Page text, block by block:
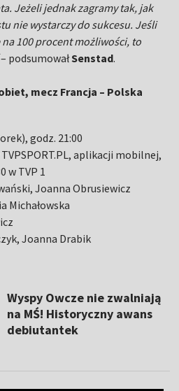
Jeżeli jednak zagramy tak, jak
nie wystarczy do sukcesu. Jeśli
100 procent możliwości, to
podsumowałSenstad.
mecz Francja – Polska
godz. 21:00
TVPSPORT.PL, aplikacji mobilnej,
w TVP 1
Joanna Obrusiewicz
Michałowska
Joanna Drabik
Wyspy Owcze nie zwalniają
na MŚ! Historyczny awans
debiutantek